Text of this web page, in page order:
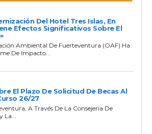
Del Hotel Tres Islas, En
Efectos Significativos Sobre El
Ambiental De Fuerteventura (OAF) Ha
De Impacto...
El Plazo De Solicitud De Becas Al
26/27
A Través De La Consejería De